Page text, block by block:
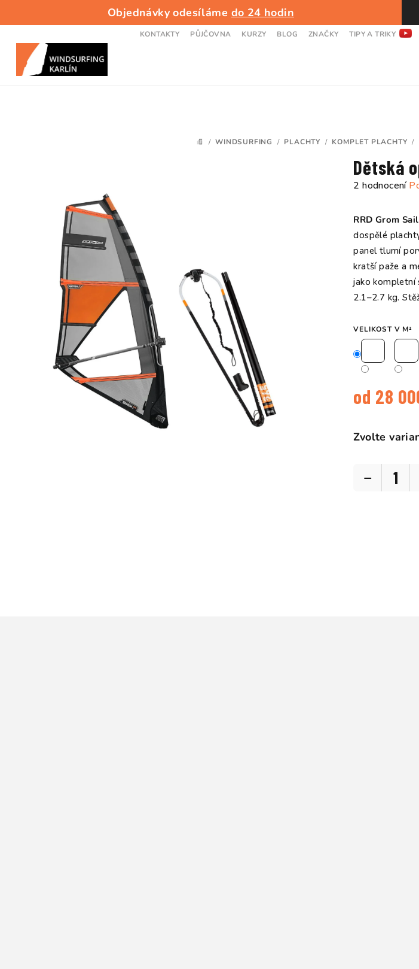
Objednávky odesíláme do 24 hodin
KONTAKTY PŮJČOVNA KURZY BLOG ZNAČKY TIPY A TRIKY
DOMŮ
/ WINDSURFING / PLACHTY / KOMPLET PLACHTY /
Dětská
Průměrné
produktu
5,0
z
5
hvězdiček.
2 hodnocení
RRD Grom
dospělé
panel tlumí
kratší paže a
jako kompletní
2.1–2.7 kg.
VELIKOST V M²
od 28
cena:
Zvolte
−